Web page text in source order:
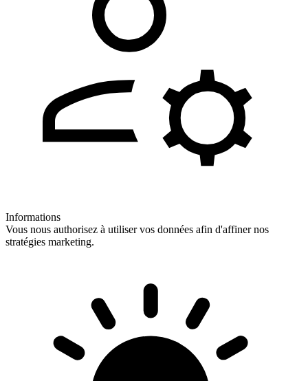
Informations
Vous nous authorisez à utiliser vos données afin d'affiner nos
stratégies marketing.